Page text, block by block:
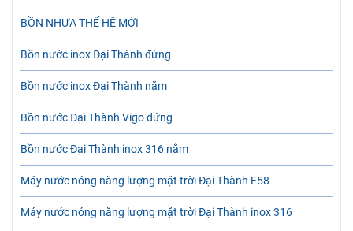
BỒN NHỰA THẾ HỆ MỚI
Bồn nước inox Đại Thành đứng
Bồn nước inox Đại Thành nằm
Bồn nước Đại Thành Vigo đứng
Bồn nước Đại Thành inox 316 nằm
Máy nước nóng năng lượng mặt trời Đại Thành F58
Máy nước nóng năng lượng mặt trời Đại Thành inox 316